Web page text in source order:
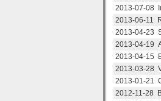
2013-07-08
2013-06-11
2013-04-23
2013-04-19
2013-04-15
2013-03-28
2013-01-21
2012-11-28